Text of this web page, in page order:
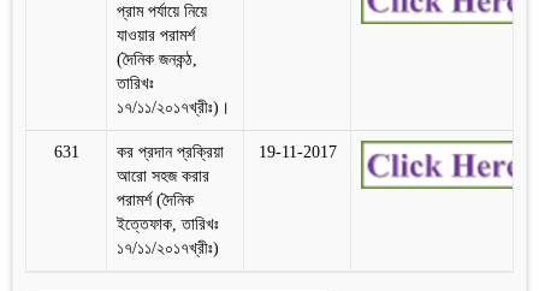
প্রাম পর্যায়ে নিয়ে
যাওয়ার পরামর্শ
(দৈনিক জনকন্ঠ,
তারিখঃ
১৭/১১/২০১৭খ্রীঃ)।
631
কর প্রদান প্রক্রিয়া
আরো সহজ করার
পরামর্শ (দৈনিক
ইত্তেফাক, তারিখঃ
১৭/১১/২০১৭খ্রীঃ)
19-11-2017